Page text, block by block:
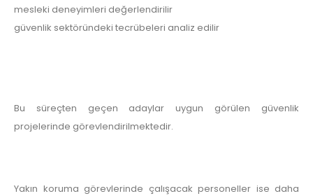
mesleki deneyimleri değerlendirilir
güvenlik sektöründeki tecrübeleri analiz edilir
Bu süreçten geçen adaylar uygun görülen güvenlik
projelerinde görevlendirilmektedir.
Yakın koruma görevlerinde çalışacak personeller ise daha